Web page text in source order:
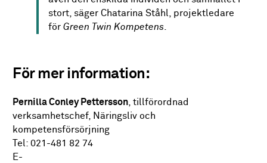
stort, säger Chatarina Ståhl, projektledare
förGreen Twin Kompetens.
För mer information:
Pernilla Conley Pettersson, tillförordnad
verksamhetschef, Näringsliv och
kompetensförsörjning
Tel: 021-481 82 74
E-